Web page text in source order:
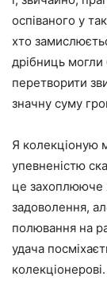
оспіваного у
хто
дрібниць могли
перетворити
значну суму
Я колекціоную
упевненістю
це захоплююче
задоволення,
полювання на
удача
колекціонерові.